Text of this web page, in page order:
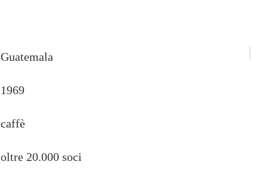
Guatemala
1969
caffè
oltre 20.000 soci